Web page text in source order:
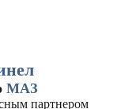
МАЗ
партнером